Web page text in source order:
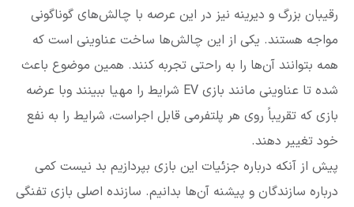
رقیبان بزرگ و دیرینه نیز در این عرصه با چالش‌های گوناگونی
مواجه هستند. یکی از این چالش‌ها ساخت عناوینی است که
همه بتوانند آن‌ها را به راحتی تجربه کنند. همین موضوع باعث
شده تا عناوینی مانند بازی EV شرایط را مهیا ببینند وبا عرضه
بازی که تقریباً روی هر پلتفرمی قابل اجراست، شرایط را به نفع
خود تغییر دهند.
پیش از آنکه درباره جزئیات این بازی بپردازیم بد نیست کمی
درباره سازندگان و پیشنه آن‌ها بدانیم. سازنده اصلی بازی تفنگی